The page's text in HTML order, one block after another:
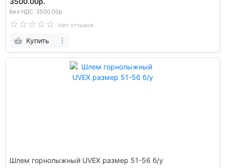
Без НДС: 3500.00р.
Нет отзывов
Купить
Шлем гoрнолыжный UVEX размер 51-56 б/у